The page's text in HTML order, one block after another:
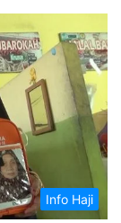
Info Haji